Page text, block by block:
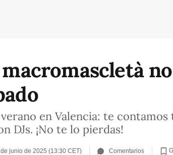
en Valencia: te
DJs. ¡No te lo pierdas!
de junio de 2025 (13:30 CET) Comentarios